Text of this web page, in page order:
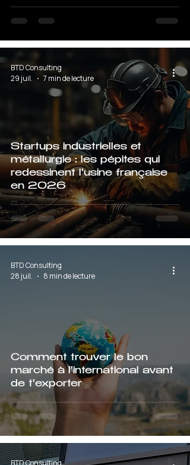
Startups industrielles et
métallurgie : les pépites qui
redessinent l'usine française
en 2026
BTD Consulting
29 juil.
7 min de lecture
Comment trouver le bon
marché à l'international avant
de t'exporter
BTD Consulting
28 juil.
8 min de lecture
BTD Consulting